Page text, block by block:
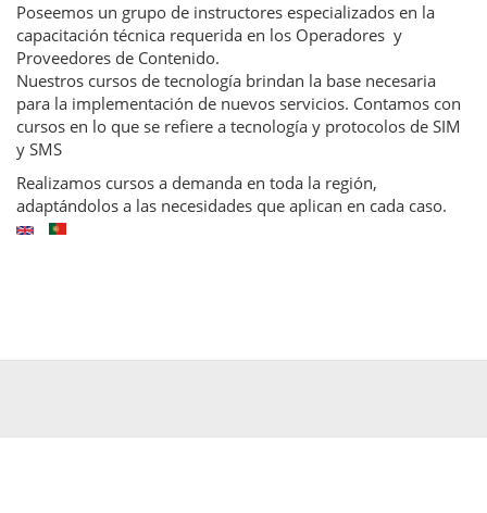
Poseemos un grupo de instructores especializados en la
capacitación técnica requerida en los Operadores y
Proveedores de Contenido.
Nuestros cursos de tecnología brindan la base necesaria
para la implementación de nuevos servicios. Contamos con
cursos en lo que se refiere a tecnología y protocolos de SIM
y SMS
Realizamos cursos a demanda en toda la región,
adaptándolos a las necesidades que aplican en cada caso.